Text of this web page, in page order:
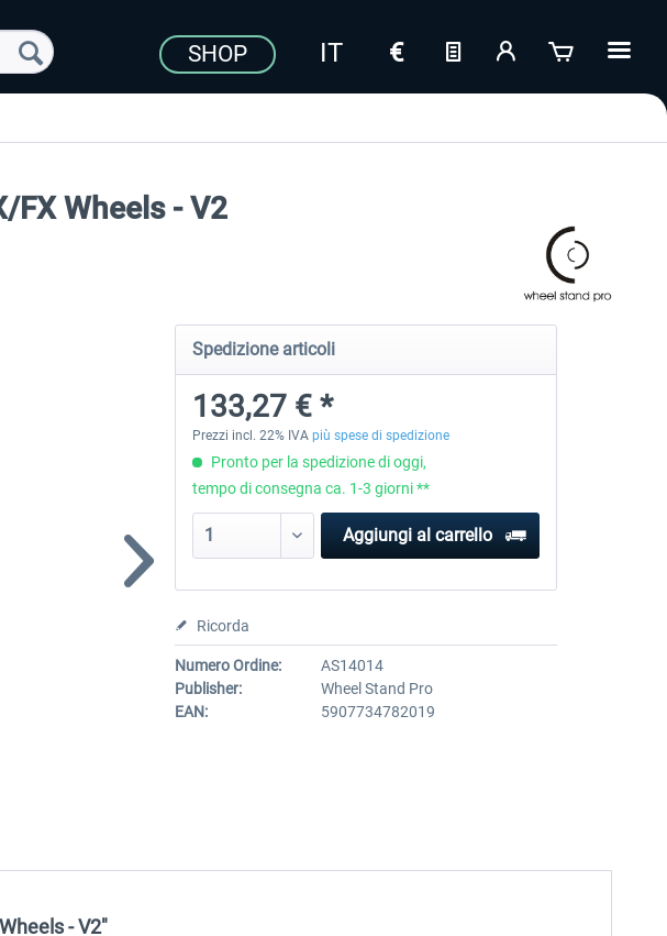
SHOP
FX Wheels - V2
Spedizione articoli
133,27 € *
Prezzi incl. 22% IVA più spese di spedizione
Pronto per la spedizione di oggi,
tempo di consegna ca. 1-3 giorni **
Aggiungi al carrello
Ricorda
Numero Ordine:
AS14014
Publisher:
Wheel Stand Pro
EAN:
5907734782019
- V2"